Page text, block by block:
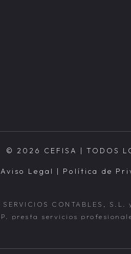
© 2026 CEFISA | TODOS
Aviso Legal | Política de
CONTABLES,
presta servicios